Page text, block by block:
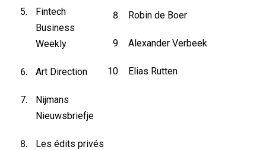
Fintech
Business
Weekly
Art Direction
Nijmans
Nieuwsbriefje
Les édits privés
Robin de Boer
Alexander Verbeek
Elias Rutten